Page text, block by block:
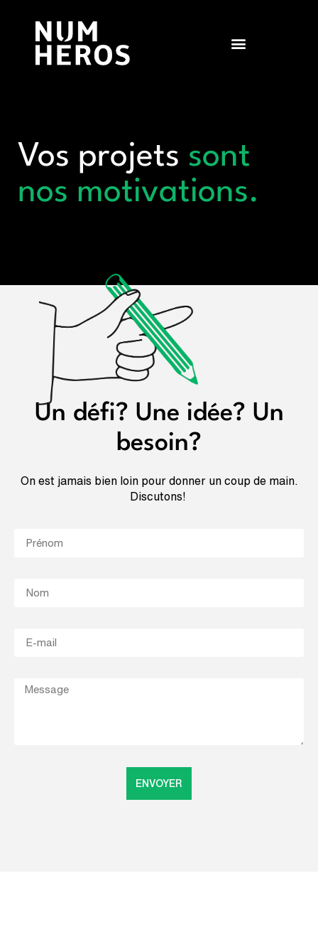
Vos projets sont
nos motivations.
Un défi? Une idée? Un
besoin?
On est jamais bien loin pour donner un coup de main.
Discutons!
ENVOYER